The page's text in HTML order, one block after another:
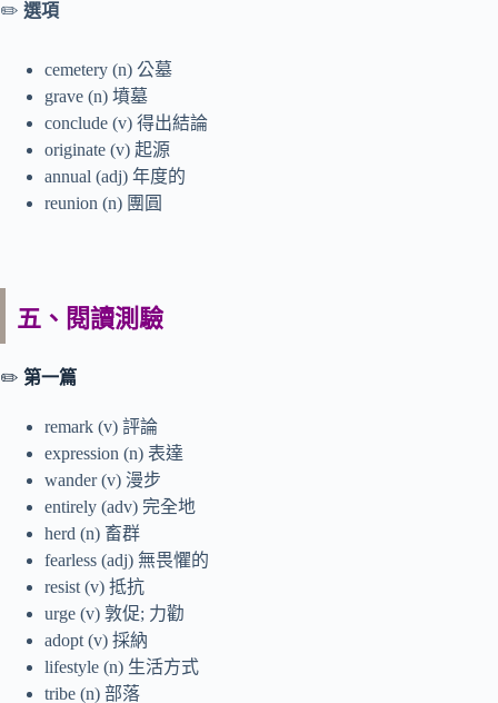
✏️ 選項
cemetery (n) 公墓
grave (n) 墳墓
conclude (v) 得出結論
originate (v) 起源
annual (adj) 年度的
reunion (n) 團圓
五、閱讀測驗
✏️ 第一篇
remark (v) 評論
expression (n) 表達
wander (v) 漫步
entirely (adv) 完全地
herd (n) 畜群
fearless (adj) 無畏懼的
resist (v) 抵抗
urge (v) 敦促; 力勸
adopt (v) 採納
lifestyle (n) 生活方式
tribe (n) 部落